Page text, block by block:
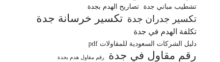
تشطيب مباني جدة
تصاريح الهدم بجدة
تكسير جدران جدة تكسير خرسانة جدة
تكلفة الهدم في جدة
دليل الشركات السعودية للمقاولات pdf
رقم مقاول في جدة رقم مقاول هدم بجدة